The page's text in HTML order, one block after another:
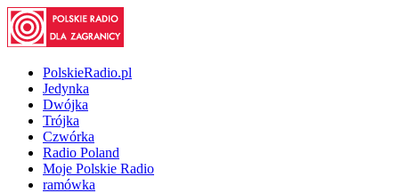
PolskieRadio.pl
Jedynka
Dwójka
Trójka
Czwórka
Radio Poland
Moje Polskie Radio
ramówka